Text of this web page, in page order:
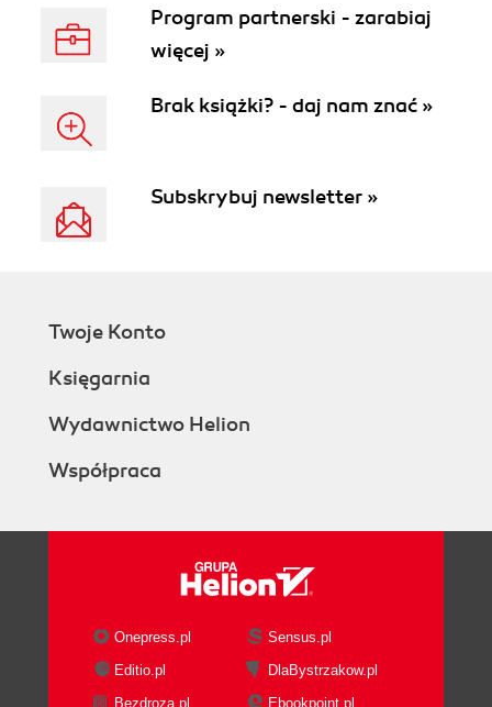
Program partnerski - zarabiaj
więcej »
Brak książki? - daj nam znać »
Subskrybuj newsletter »
Twoje Konto
Księgarnia
Wydawnictwo Helion
Współpraca
Onepress.pl
Sensus.pl
Editio.pl
DlaBystrzakow.pl
Bezdroza.pl
Ebookpoint.pl